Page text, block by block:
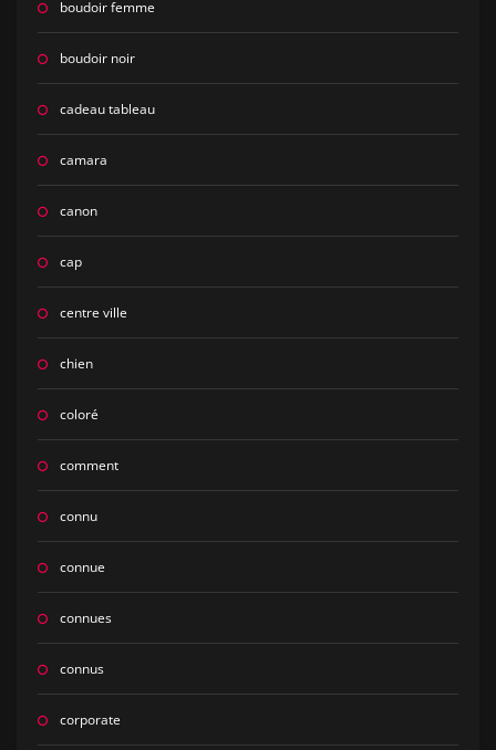
boudoir femme
boudoir noir
cadeau tableau
camara
canon
cap
centre ville
chien
coloré
comment
connu
connue
connues
connus
corporate